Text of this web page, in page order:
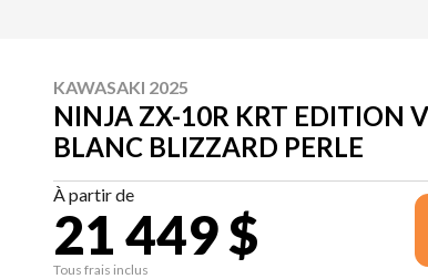
KAWASAKI 2025
NINJA ZX-10R KRT EDITION
BLANC BLIZZARD PERLE
À partir de
21 449 $
Tous frais inclus